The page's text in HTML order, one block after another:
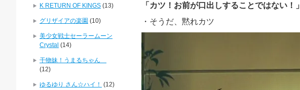
「カツ！お前が口出しすることではない！」
・そうだ、黙れカツ
K RETURN OF KINGS (13)
グリザイアの楽園 (10)
美少女戦士セーラームーン
Crystal (14)
干物妹！うまるちゃん
(12)
ゆるゆり さん☆ハイ！ (12)